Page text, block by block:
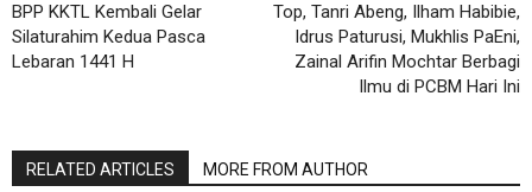
BPP KKTL Kembali Gelar
Silaturahim Kedua Pasca
Lebaran 1441 H
Top, Tanri Abeng, Ilham Habibie,
Idrus Paturusi, Mukhlis PaEni,
Zainal Arifin Mochtar Berbagi
Ilmu di PCBM Hari Ini
RELATED ARTICLES MORE FROM AUTHOR